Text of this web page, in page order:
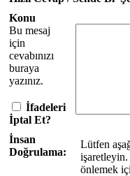
Konu
Bu mesaj
için
cevabınızı
buraya
yazınız.
İfadeleri
İptal Et?
İnsan
Doğrulama:
Lütfen
işaretleyin.
önlemek